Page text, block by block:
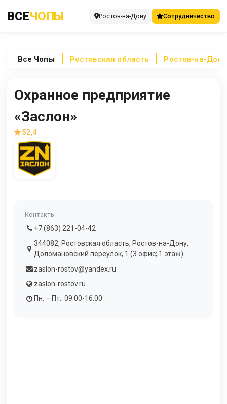
ВСЕЧОПЫ Ростов-на-Дону Сотрудничество
Все Чопы Ростовская область Ростов-на-Дону
Охранное предприятие
«Заслон»
52,4
Контакты
+7 (863) 221-04-42
344082, Ростовская область, Ростов-на-Дону,
Доломановский переулок, 1 (3 офис; 1 этаж).
zaslon-rostov@yandex.ru
zaslon-rostov.ru
Пн. – Пт.: 09:00-16:00